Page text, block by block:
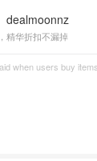
精华折扣不漏掉
when users buy